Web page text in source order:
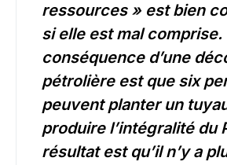
ressources » est bien
si elle est mal comprise.
conséquence d’une
pétrolière est que six
peuvent planter un
produire l’intégralité du
résultat est qu’il n’y a